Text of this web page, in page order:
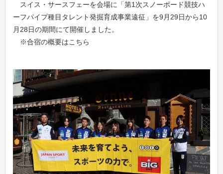
スイス・サースフェーを会場に「第1次スノーボード競技ハ
ーフパイプ種目タレント発掘育成事業遠征」を9月29日から10
月28日の期間にて開催しました。
※合宿の概要はこちら